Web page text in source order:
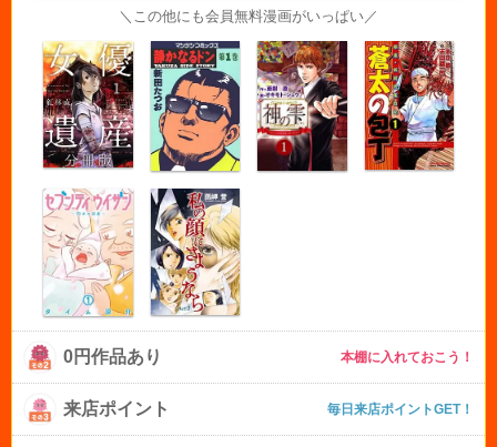
＼この他にも会員無料漫画がいっぱい／
0円作品あり 本棚に入れておこう！
来店ポイント 毎日来店ポイントGET！